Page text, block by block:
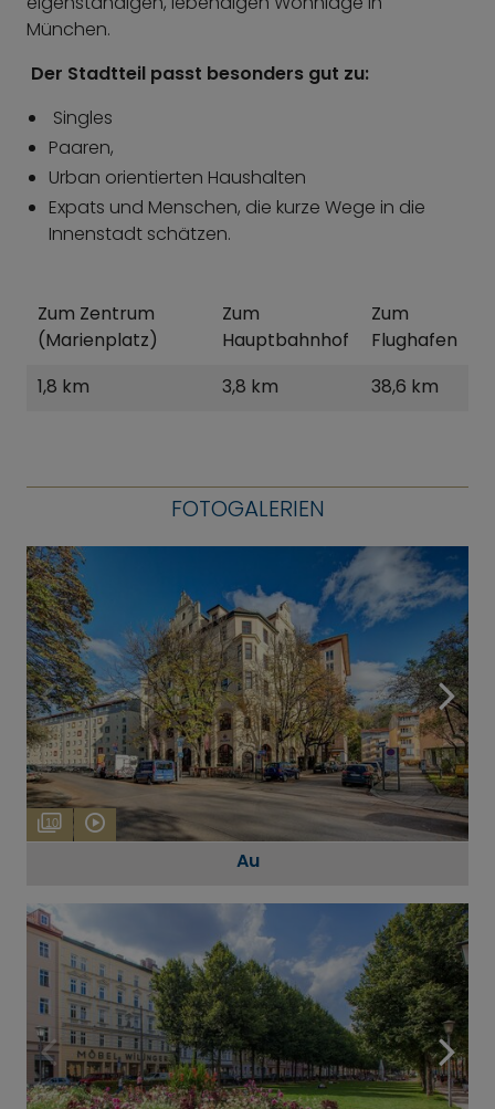
München.
Der Stadtteil passt besonders gut zu:
Singles
Paaren,
Urban orientierten Haushalten
Expats und Menschen, die kurze Wege in die
Innenstadt schätzen.
Zum Zentrum
(Marienplatz)
Zum
Hauptbahnhof
Zum
Flughafen
1,8 km
3,8 km 38,6 km
FOTOGALERIEN
10
Au